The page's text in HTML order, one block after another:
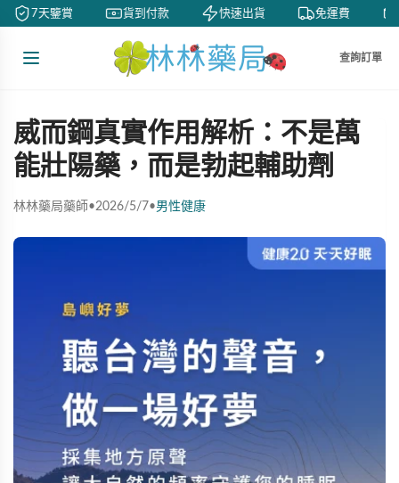
7天鑒賞 貨到付款 快速出貨 免運費
查詢訂單
威而鋼真實作用解析：不是萬
能壯陽藥，而是勃起輔助劑
林林藥局藥師•2026/5/7•男性健康